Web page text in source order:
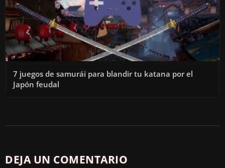
7 juegos de samurái para blandir tu katana por el
Japón feudal
DEJA UN COMENTARIO